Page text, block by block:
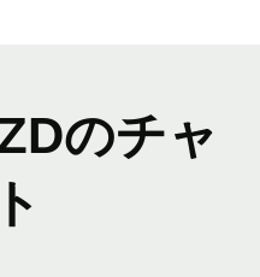
のチャ